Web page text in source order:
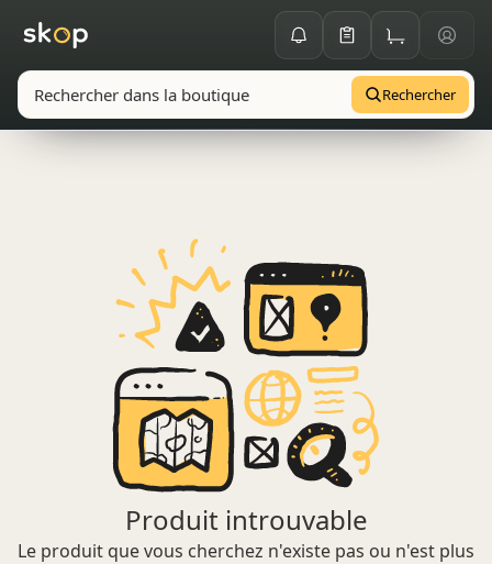
Rechercher
Produit introuvable
Le produit que vous cherchez n'existe pas ou n'est plus